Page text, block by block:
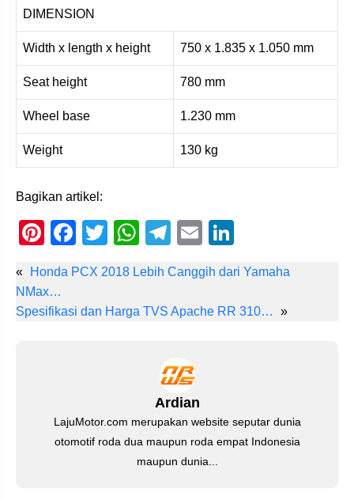
DIMENSION
Width x length x height 750 x 1.835 x 1.050 mm
Seat height 780 mm
Wheel base 1.230 mm
Weight 130 kg
Bagikan artikel:
Pi
er
e
F
c
e
T
tt
er
W
at
s
T
e
gr
m
E
ail k
e
«
Honda PCX 2018 Lebih Canggih dari Yamaha
NMax…
Spesifikasi dan Harga TVS Apache RR 310…
»
Ardian
LajuMotor.com merupakan website seputar dunia
otomotif roda dua maupun roda empat Indonesia
maupun dunia...